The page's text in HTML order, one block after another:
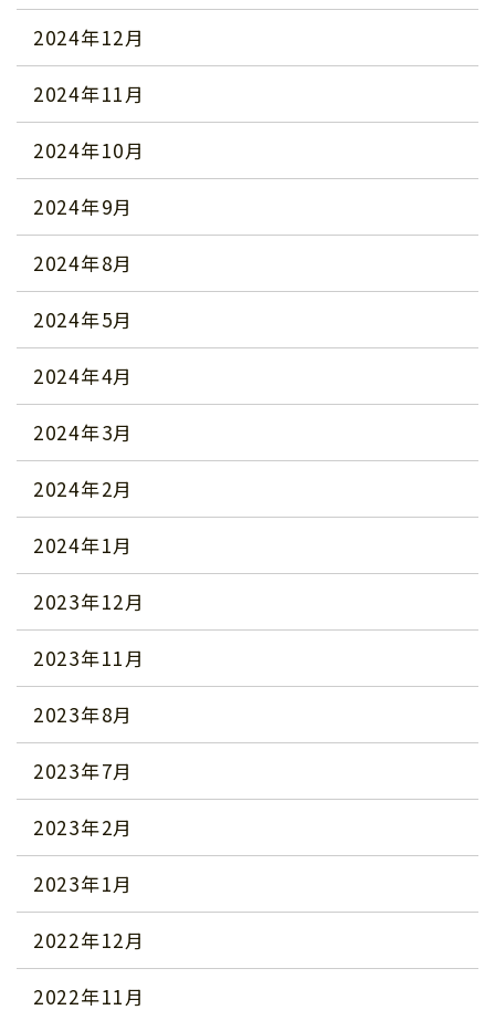
2024年12月
2024年11月
2024年10月
2024年9月
2024年8月
2024年5月
2024年4月
2024年3月
2024年2月
2024年1月
2023年12月
2023年11月
2023年8月
2023年7月
2023年2月
2023年1月
2022年12月
2022年11月